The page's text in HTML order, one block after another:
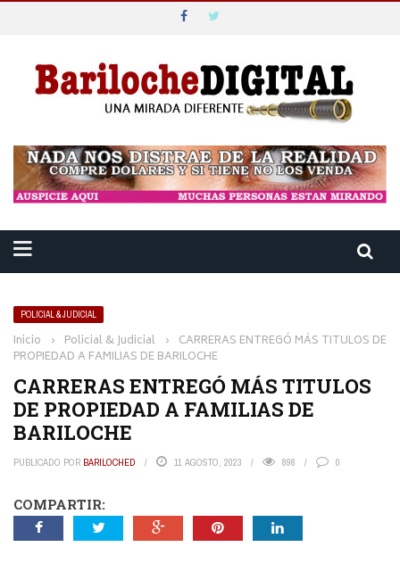
POLICIAL & JUDICIAL
Inicio › Policial & Judicial › CARRERAS ENTREGÓ MÁS TITULOS DE
PROPIEDAD A FAMILIAS DE BARILOCHE
CARRERAS ENTREGÓ MÁS TITULOS
DE PROPIEDAD A FAMILIAS DE
BARILOCHE
PUBLICADO POR BARILOCHED 11 AGOSTO, 2023 898 0
COMPARTIR: